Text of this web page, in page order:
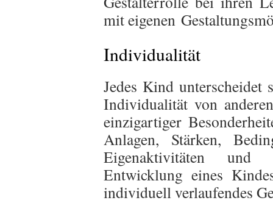
mit eigenen
Individualität
Jedes Kind unterscheidet
Individualität von
einzigartiger
Anlagen, Stärken,
Eigenaktivitäten und
Entwicklung eines
individuell verlaufendes